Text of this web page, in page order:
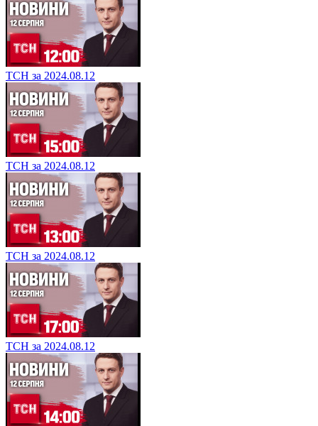
ТСН за 2024.08.12
ТСН за 2024.08.12
ТСН за 2024.08.12
ТСН за 2024.08.12